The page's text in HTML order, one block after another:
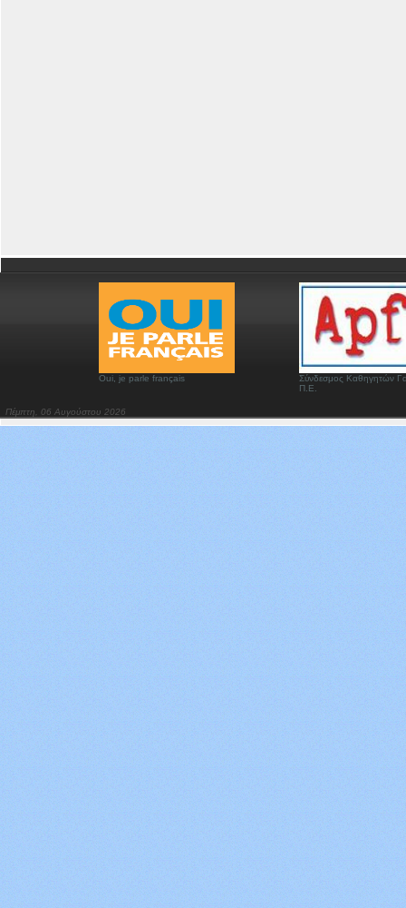
Oui, je parle français
Σύνδεσμος Καθηγητών
Π.Ε.
Πέμπτη, 06 Αυγούστου 2026